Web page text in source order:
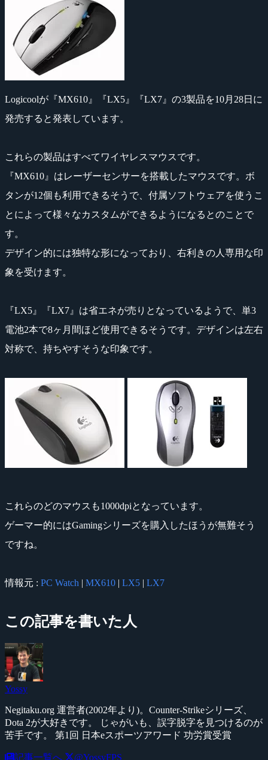
Logicoolが『MX610』『LX5』『LX7』の3製品を10月28日に
発売すると発表しています。
これらの製品はすべてワイヤレスマウスです。
『MX610』はレーザーセンサーを搭載したマウスです。ボ
タンが12個も利用できるそうで、付属ソフトウェアを使うこ
とによって様々なカスタムができるようになるとのことで
す。
デザイン的には独特な形になっており、右利きの人専用な印
象を受けます。
『LX5』『LX7』は省エネが売りとなっているようで、単3
電池2本で8ヶ月間ほど使用できるそうです。デザインは左右
対称で、持ちやすそうな印象です。
これらのどのマウスも1000dpiとなっています。
ゲーマー的にはGamingシリーズを購入したほうが無難そう
ですね。
情報元 : PC Watch | MX610 | LX5 | LX7
この記事を書いた人
Yossy
Negitaku.org 運営者(2002年より)。Counter-Strikeシリーズ、
Dota 2が大好きです。 じゃがいも、誤字脱字を見つけるのが
苦手です。 第1回 日本eスポーツアワード 功労賞受賞
記事一覧へ @YossyFPS